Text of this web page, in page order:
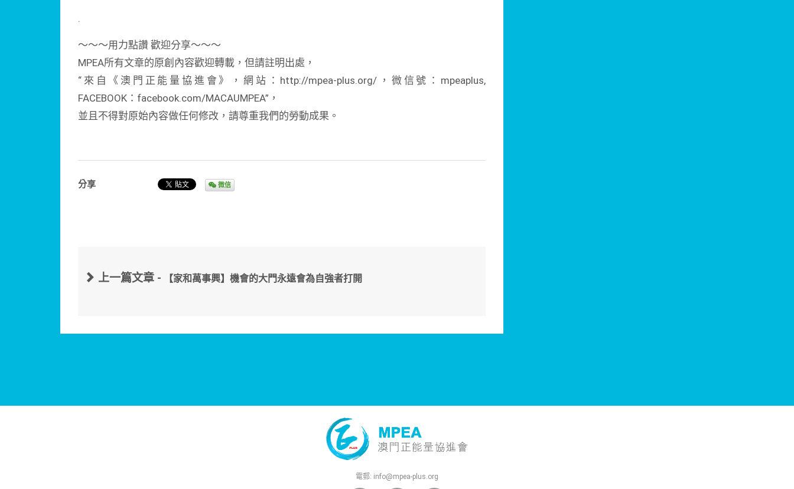
.
～～～用力點讚 歡迎分享～～～
MPEA所有文章的原創內容歡迎轉載，但請註明出處，
“來自《澳門正能量協進會》，網站：http://mpea-plus.org/，微信號：mpeaplus,
FACEBOOK：facebook.com/MACAUMPEA”，
並且不得對原始內容做任何修改，請尊重我們的勞動成果。
分享 微信
上一篇文章 - 【家和萬事興】機會的大門永遠會為自強者打開
電郵: info@mpea-plus.org